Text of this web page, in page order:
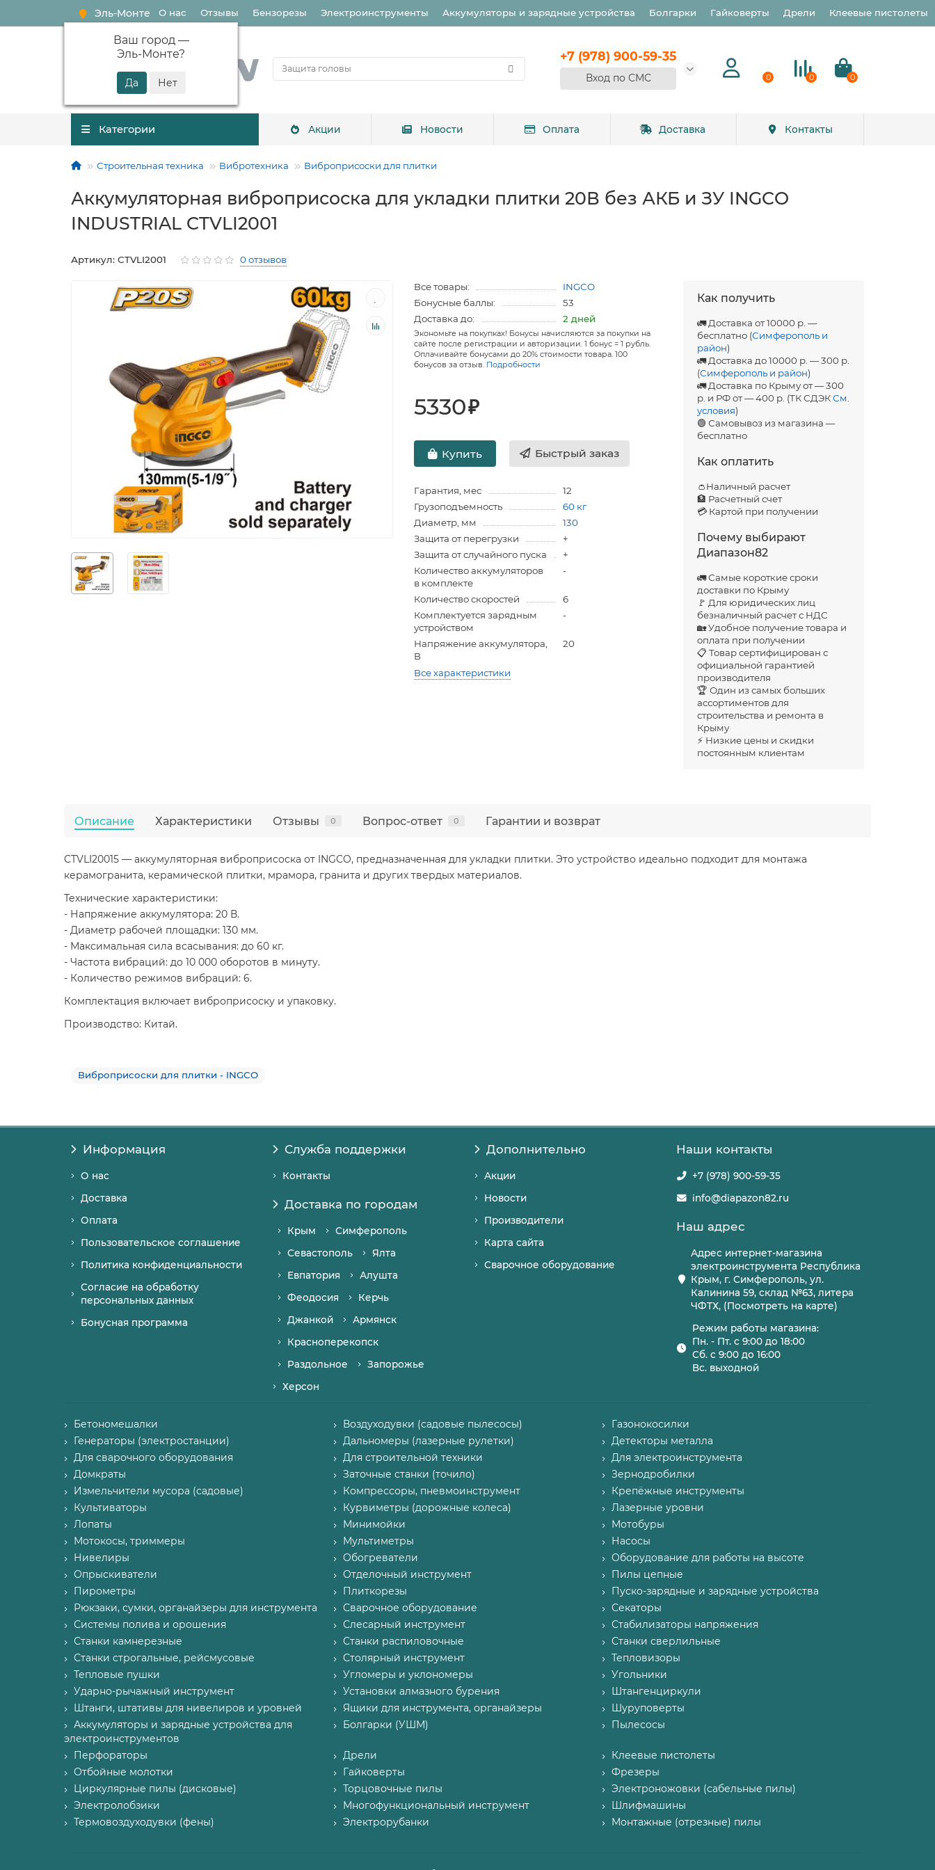
Эль-Монте
Ваш город —
Эль-Монте?
О нас Отзывы Бензорезы Электроинструменты Аккумуляторы и зарядные устройства Болгарки Гайковерты Дрели Клеевые пистолеты
+7 (978) 900-59-35
Вход по СМС 0 0 0
Категории Акции Новости Оплата Доставка Контакты
Строительная техника Вибротехника Виброприсоски для плитки
Аккумуляторная виброприсоска для укладки плитки 20В без АКБ и ЗУ INGCO
INDUSTRIAL CTVLI2001
Артикул: CTVLI2001 0 отзывов
Все товары:
INGCO
Бонусные баллы:
53
Доставка до:
2 дней
Экономьте на покупках! Бонусы начисляются за покупки на
сайте после регистрации и авторизации. 1 бонус = 1 рубль.
Оплачивайте бонусами до 20% стоимости товара. 100
бонусов за отзыв. Подробности
5330₽
Купить Быстрый заказ
Гарантия, мес
12
Грузоподъемность
60 кг
Диаметр, мм
130
Защита от перегрузки
+
Защита от случайного пуска
+
Количество аккумуляторов
в комплекте
-
Количество скоростей
6
Комплектуется зарядным
устройством
-
Напряжение аккумулятора,
В
20
Все характеристики
Как получить
🚛 Доставка от 10000 р. —
бесплатно (Симферополь и
район)
🚛 Доставка до 10000 р. — 300 р.
(Симферополь и район)
🚛 Доставка по Крыму от — 300
р. и РФ от — 400 р. (ТК СДЭКСм.
условия)
🟢 Самовывоз из магазина —
бесплатно
Как оплатить
👛Наличный расчет
🏦 Расчетный счет
💳 Картой при получении
Почему выбирают
Диапазон82
🚛 Самые короткие сроки
доставки по Крыму
🚩 Для юридических лиц
безналичный расчет с НДС
🏡 Удобное получение товара и
оплата при получении
📋 Товар сертифицирован с
официальной гарантией
производителя
🏆 Один из самых больших
ассортиментов для
строительства и ремонта в
Крыму
⚡ Низкие цены и скидки
постоянным клиентам
Описание Характеристики Отзывы 0 Вопрос-ответ 0 Гарантии и возврат
CTVLI20015 — аккумуляторная виброприсоска от INGCO, предназначенная для укладки плитки. Это устройство идеально подходит для монтажа
керамогранита, керамической плитки, мрамора, гранита и других твердых материалов.
Технические характеристики:
- Напряжение аккумулятора: 20 В.
- Диаметр рабочей площадки: 130 мм.
- Максимальная сила всасывания: до 60 кг.
- Частота вибраций: до 10 000 оборотов в минуту.
- Количество режимов вибраций: 6.
Комплектация включает виброприсоску и упаковку.
Производство: Китай.
Виброприсоски для плитки - INGCO
Информация
О нас
Доставка
Оплата
Пользовательское соглашение
Политика конфиденциальности
Согласие на обработку
персональных данных
Бонусная программа
Служба поддержки
Контакты
Доставка по городам
Крым
Симферополь
Севастополь
Ялта
Евпатория
Алушта
Феодосия
Керчь
Джанкой
Армянск
Красноперекопск
Раздольное
Запорожье
Херсон
Дополнительно
Акции
Новости
Производители
Карта сайта
Сварочное оборудование
Наши контакты
+7 (978) 900-59-35
info@diapazon82.ru
Наш адрес
Адрес интернет-магазина
электроинструмента Республика
Крым, г. Симферополь, ул.
Калинина 59, склад №63, литера
ЧФТХ, (Посмотреть на карте)
Режим работы магазина:
Пн. - Пт. с 9:00 до 18:00
Сб. с 9:00 до 16:00
Вс. выходной
Бетономешалки Воздуходувки (садовые пылесосы)
Газонокосилки
Генераторы (электростанции)
Дальномеры (лазерные рулетки)
Детекторы металла
Для сварочного оборудования
Для строительной техники
Для электроинструмента
Домкраты
Заточные станки (точило)
Зернодробилки
Измельчители мусора (садовые)
Компрессоры, пневмоинструмент
Крепёжные инструменты
Культиваторы
Курвиметры (дорожные колеса)
Лазерные уровни
Лопаты
Минимойки
Мотобуры
Мотокосы, триммеры
Мультиметры
Насосы
Нивелиры
Обогреватели
Оборудование для работы на высоте
Опрыскиватели
Отделочный инструмент
Пилы цепные
Пирометры
Плиткорезы
Пуско-зарядные и зарядные устройства
Рюкзаки, сумки, органайзеры для инструмента
Сварочное оборудование
Секаторы
Системы полива и орошения
Слесарный инструмент
Стабилизаторы напряжения
Станки камнерезные
Станки распиловочные
Станки сверлильные
Станки строгальные, рейсмусовые
Столярный инструмент
Тепловизоры
Тепловые пушки
Угломеры и уклономеры
Угольники
Ударно-рычажный инструмент
Установки алмазного бурения
Штангенциркули
Штанги, штативы для нивелиров и уровней
Ящики для инструмента, органайзеры
Шуруповерты
Аккумуляторы и зарядные устройства для
электроинструментов
Болгарки (УШМ) Пылесосы
Перфораторы Дрели
Клеевые пистолеты
Отбойные молотки
Гайковерты
Фрезеры
Циркулярные пилы (дисковые)
Торцовочные пилы
Электроножовки (сабельные пилы)
Электролобзики
Многофункциональный инструмент
Шлифмашины
Термовоздуходувки (фены)
Электрорубанки Монтажные (отрезные) пилы